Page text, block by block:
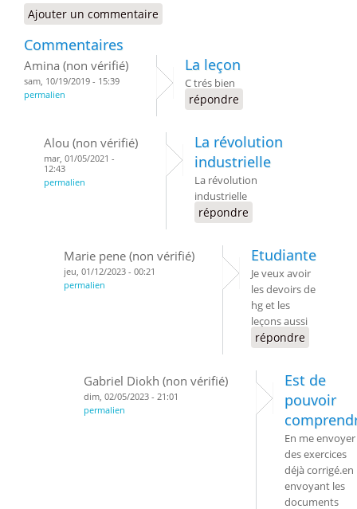
Ajouter un commentaire
Commentaires
Amina (non vérifié)
sam, 10/19/2019 - 15:39
permalien
La leçon
C trés bien
répondre
Alou (non vérifié)
mar, 01/05/2021 -
12:43
permalien
La révolution
industrielle
La révolution
industrielle
répondre
Marie pene (non vérifié)
jeu, 01/12/2023 - 00:21
permalien
Etudiante
Je veux avoir
les devoirs de
hg et les
leçons aussi
répondre
Gabriel Diokh (non vérifié)
dim, 02/05/2023 - 21:01
permalien
Est de
pouvoir
En me envoyer
des exercices
déjà corrigé.en
envoyant les
documents